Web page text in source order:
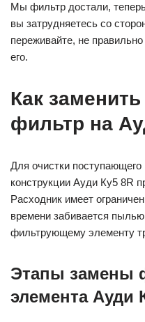
Мы фильтр достали,
вы затрудняетесь со
переживайте, не
его.
Как
фильтр на
Для очистки
конструкции Ауди Ку5 8R
Расходник имеет
времени забивается
фильтрующему элементу
Этапы замены
элемента Ауди